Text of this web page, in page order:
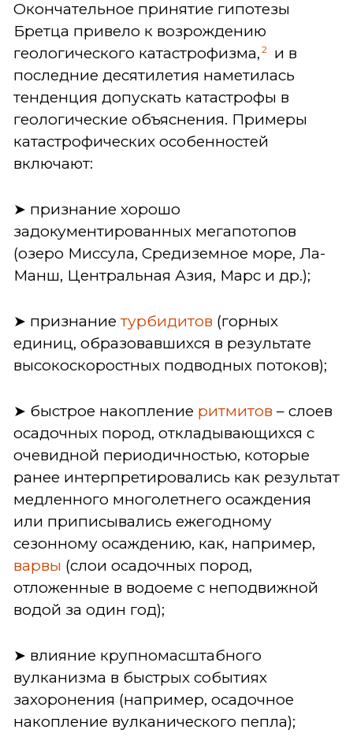
Окончательное принятие гипотезы
Бретца привело к возрождению
геологического катастрофизма, 2
и в
последние десятилетия наметилась
тенденция допускать катастрофы в
геологические объяснения. Примеры
катастрофических особенностей
включают:
➤ признание хорошо
задокументированных мегапотопов
(озеро Миссула, Средиземное море, Ла-
Манш, Центральная Азия, Марс и др.);
➤ признание турбидитов (горных
единиц, образовавшихся в результате
высокоскоростных подводных потоков);
➤ быстрое накопление ритмитов – слоев
осадочных пород, откладывающихся с
очевидной периодичностью, которые
ранее интерпретировались как результат
медленного многолетнего осаждения
или приписывались ежегодному
сезонному осаждению, как, например,
варвы (слои осадочных пород,
отложенные в водоеме с неподвижной
водой за один год);
➤ влияние крупномасштабного
вулканизма в быстрых событиях
захоронения (например, осадочное
накопление вулканического пепла);